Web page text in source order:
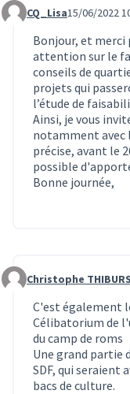
Commentaire 1733
CQ_Lisa15/06/2022
Bonjour, et
attention sur le
conseils de
projets qui
l’étude de
Ainsi, je vous
notamment
précise, avant le
possible
Bonne journée,
Commentaire 1915
Christophe THIBURS
C'est également
Célibatorium de
du camp de roms
Une grand partie
SDF, qui seraient
bacs de culture.